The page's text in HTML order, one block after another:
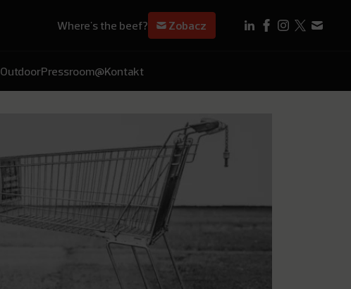
Where's the beef? Zobacz
OutdoorPressroom@Kontakt